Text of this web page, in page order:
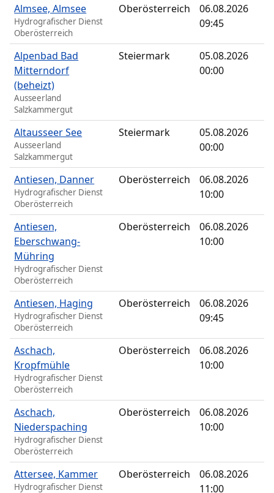
Almsee, Almsee
Hydrografischer Dienst
Oberösterreich
Oberösterreich
06.08.2026
09:45
Alpenbad Bad
Mitterndorf
(beheizt)
Ausseerland
Salzkammergut
Steiermark
05.08.2026
00:00
Altausseer See
Ausseerland
Salzkammergut
Steiermark
05.08.2026
00:00
Antiesen, Danner
Hydrografischer Dienst
Oberösterreich
Oberösterreich
06.08.2026
10:00
Antiesen,
Eberschwang-
Mühring
Hydrografischer Dienst
Oberösterreich
Oberösterreich
06.08.2026
10:00
Antiesen, Haging
Hydrografischer Dienst
Oberösterreich
Oberösterreich
06.08.2026
09:45
Aschach,
Kropfmühle
Hydrografischer Dienst
Oberösterreich
Oberösterreich
06.08.2026
10:00
Aschach,
Niederspaching
Hydrografischer Dienst
Oberösterreich
Oberösterreich
06.08.2026
10:00
Attersee, Kammer
Hydrografischer Dienst
Oberösterreich
06.08.2026
11:00